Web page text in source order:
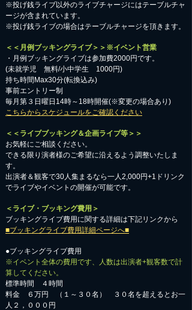
※投げ銭ライブ以外のライブチャージにはテーブルチャ
ージが含まれています。
※投げ銭ライブの場合はテーブルチャージを頂きます。
＜＜月例ブッキングライブ＞＞※イベント営業
・月例ブッキングライブは参加費2000円です。
​(未就学児 無料/小中学生 1000円)
持ち時間Max30分(転換込み)
事前エントリー制
毎月第３日曜日14時～18時開催(※変更の場合あり)
こちらからスケジュールをご確認ください
＜＜ライブブッキング＆企画ライブ等＞＞
お気軽にご相談ください。​
​できる限り演者様のご希望に沿えるよう調整いたしま
す。
出演者＆観客で30人集まるなら一人2,000円+1ドリンク
でライブやイベントの開催が可能です。
＜ライブ・ブッキング費用＞
ブッキングライブ費用に関する詳細は下記リンクから
■ブッキングライブ費用詳細ページへ■
●ブッキングライブ費用
※イベント全体の費用です、人数は出演者+観客数で計
算してください。
標準時間 ４時間
料金 ６万円 （１～３０名） ３０名を超えるとお一
人２，０００円